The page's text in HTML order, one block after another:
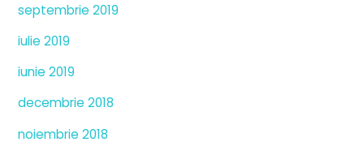
septembrie 2019
iulie 2019
iunie 2019
decembrie 2018
noiembrie 2018